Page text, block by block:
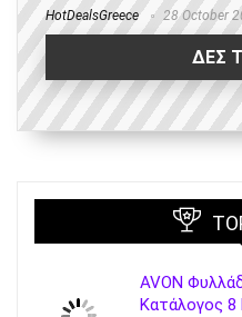
HotDealsGreece 28 October
ΔΕΣ
AVON
Κατάλογος